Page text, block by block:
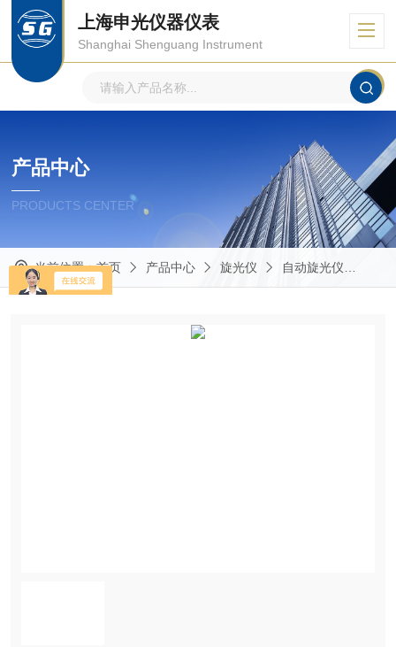
上海申光仪器仪表
Shanghai Shenguang Instrument
产品中心
PRODUCTS CENTER
当前位置：首页 产品中心 旋光仪 自动旋光仪